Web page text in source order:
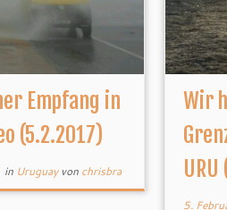
Empfang in
(5.2.2017)
in Uruguay von chrisbra
Wir
5.